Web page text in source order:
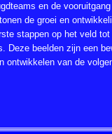
en de
de groei en
stappen op het veld
Deze beelden zijn een
ontwikkelen van de